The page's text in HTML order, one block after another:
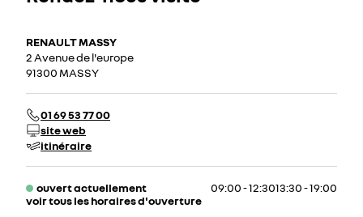
RENAULT MASSY
2 Avenue de l'europe
91300 MASSY
01 69 53 77 00
site web
itinéraire
ouvert actuellement 09:00 - 12:3013:30 - 19:00
voir tous les horaires d'ouverture